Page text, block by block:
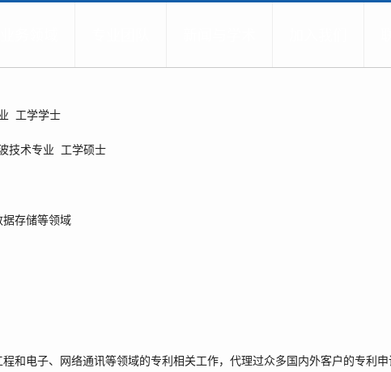
工学学士
技术专业 工学硕士
存储等领域
和电子、网络通讯等领域的专利相关工作，代理过众多国内外客户的专利